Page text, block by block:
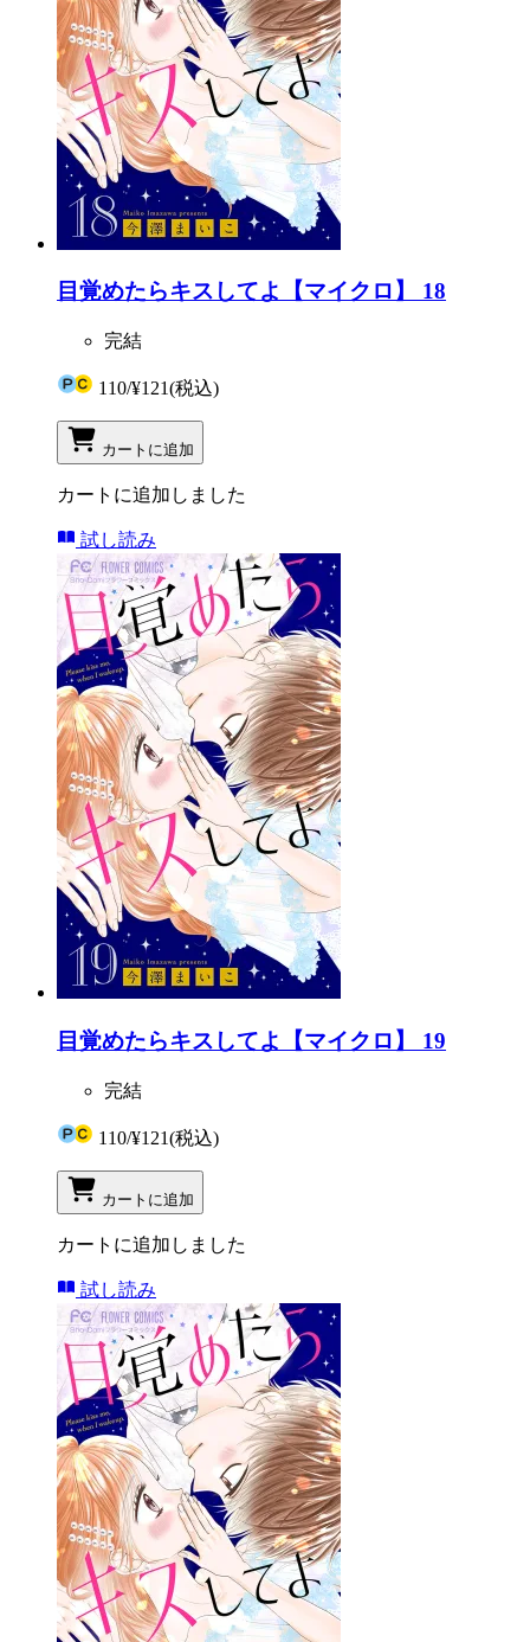
目覚めたらキスしてよ【マイクロ】 18
完結
110/¥121(税込)
カートに追加
カートに追加しました
試し読み
目覚めたらキスしてよ【マイクロ】 19
完結
110/¥121(税込)
カートに追加
カートに追加しました
試し読み